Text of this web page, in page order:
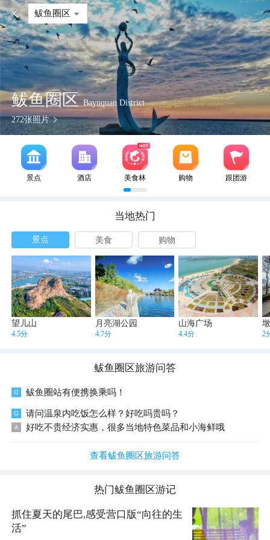
 鲅鱼圈区
鲅鱼圈区Bayuquan District
272张照片
景点 酒店 美食林 购物 跟团游
当地热门
景点 美食 购物
望儿山
4.5分
月亮湖公园
4.7分
山海广场
4.4分 2
鲅鱼圈区旅游问答
鲅鱼圈站有便携换乘吗！
请问温泉内吃饭怎么样？好吃吗贵吗？
好吃不贵经济实惠，很多当地特色菜品和小海鲜哦
查看鲅鱼圈区旅游问答
热门鲅鱼圈区游记
抓住夏天的尾巴,感受营口版“向往的生
活”